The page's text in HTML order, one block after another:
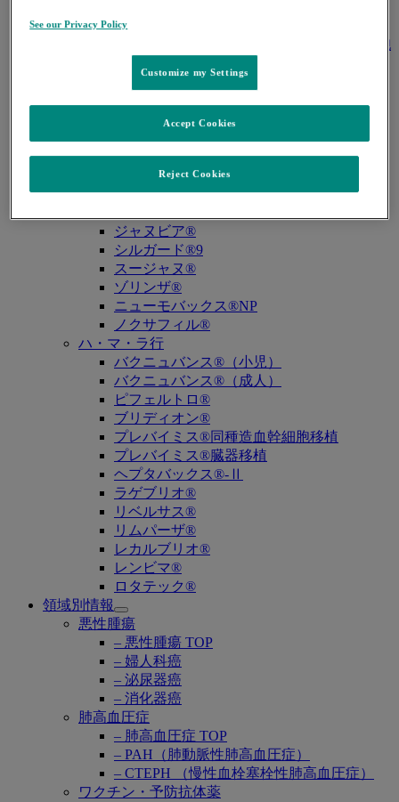
腫）
キイトルーダ®（原発性縦隔大細胞型B細胞
キイトルーダ®（MSI-High固形癌）
キイトルーダ®（TMB-High固形癌）
キュビシン®
サ・タ・ナ行
ザバクサ®
ジャヌビア®
シルガード®9
スージャヌ®
ゾリンザ®
ニューモバックス®NP
ノクサフィル®
ハ・マ・ラ行
バクニュバンス®（小児）
バクニュバンス®（成人）
ピフェルトロ®
ブリディオン®
プレバイミス®同種造血幹細胞移植
プレバイミス®臓器移植
ヘプタバックス®-Ⅱ
ラゲブリオ®
リベルサス®
リムパーザ®
レカルブリオ®
レンビマ®
ロタテック®
領域別情報
Open
submenu
悪性腫瘍
– 悪性腫瘍 TOP
– 婦人科癌
– 泌尿器癌
– 消化器癌
肺高血圧症
– 肺高血圧症 TOP
– PAH（肺動脈性肺高血圧症）
– CTEPH （慢性血栓塞栓性肺高血圧症）
ワクチン・予防抗体薬
See our Privacy Policy
Customize my Settings
Reject Cookies
Accept Cookies